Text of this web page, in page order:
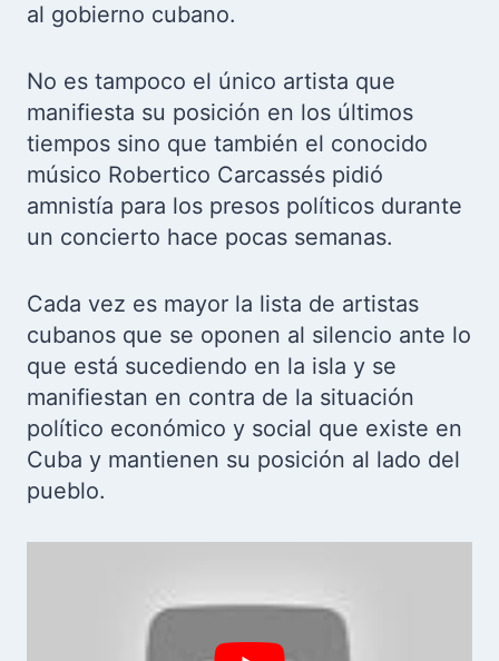
al gobierno cubano.
No es tampoco el único artista que
manifiesta su posición en los últimos
tiempos sino que también el conocido
músico Robertico Carcassés pidió
amnistía para los presos políticos durante
un concierto hace pocas semanas.
Cada vez es mayor la lista de artistas
cubanos que se oponen al silencio ante lo
que está sucediendo en la isla y se
manifiestan en contra de la situación
político económico y social que existe en
Cuba y mantienen su posición al lado del
pueblo.